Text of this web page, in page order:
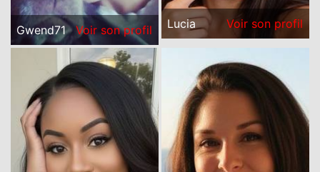
Gwend71 Voir son profil Lucia Voir son profil